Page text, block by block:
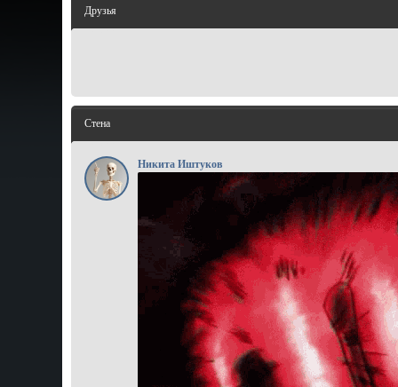
Друзья
Стена
Никита Иштуков